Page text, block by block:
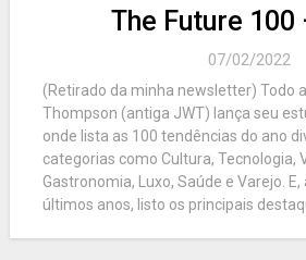
The Future 100
07/02/2022
(Retirado da minha newsletter) Todo
Thompson (antiga JWT) lança seu
onde lista as 100 tendências do ano
categorias como Cultura, Tecnologia,
Gastronomia, Luxo, Saúde e Varejo.
últimos anos, listo os principais